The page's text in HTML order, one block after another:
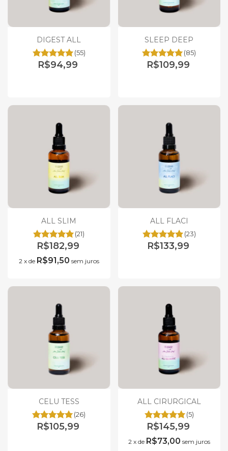
DIGEST ALL
(55)
R$94,99
SLEEP DEEP
(85)
R$109,99
ALL SLIM
(21)
R$182,99
2 x de R$91,50 sem juros
ALL FLACI
(23)
R$133,99
CELU TESS
(26)
R$105,99
ALL CIRURGICAL
(5)
R$145,99
2 x de R$73,00 sem juros